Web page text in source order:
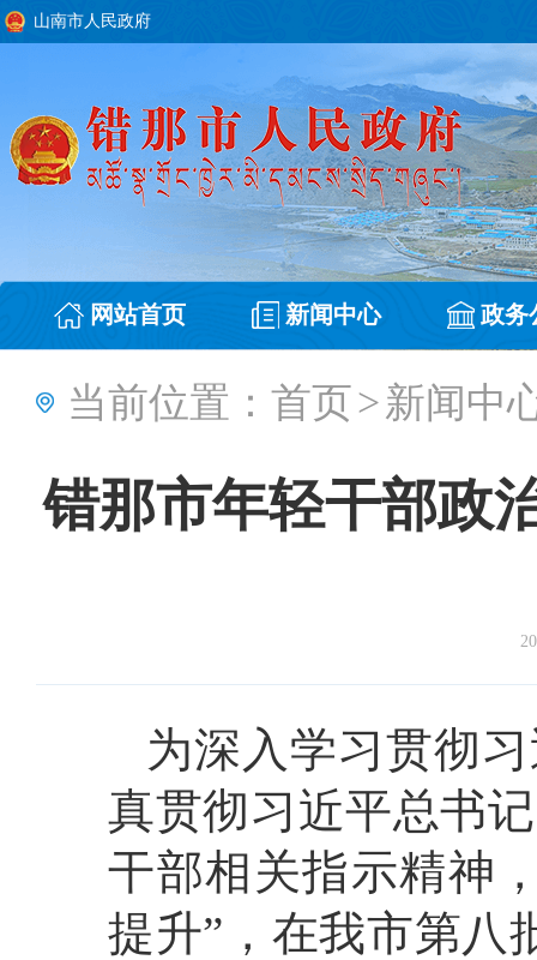
山南市人民政府
网站首页 新闻中心 政务
当前位置： 首页>新闻中
错那市年轻干部政
为深入学习贯彻
真贯彻习近平总书
干部相关指示精神
提升”，在我市第八